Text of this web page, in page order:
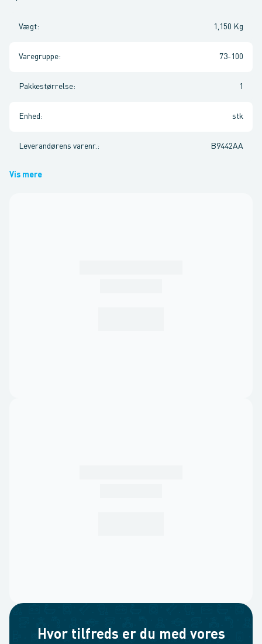
Vægt: 1,150 Kg
Varegruppe: 73-100
Pakkestørrelse: 1
Enhed : stk
Leverandørens varenr. : B9442AA
Vis mere
Hvor tilfreds er du med vores